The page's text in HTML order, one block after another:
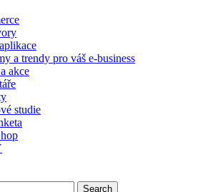
a trendy pro váš e-business
akce
studie